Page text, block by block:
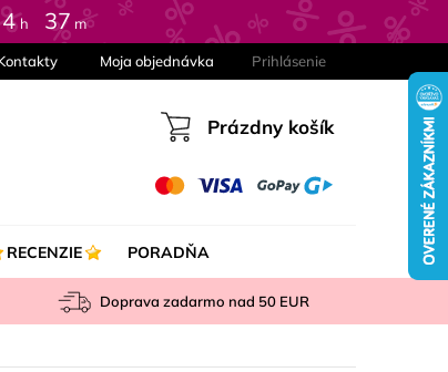
4 h 37 m
Moja objednávka Prihlásenie
Nákupný
Prázdny košík
RECENZIE PORADŇA
Doprava zadarmo nad 50 EUR